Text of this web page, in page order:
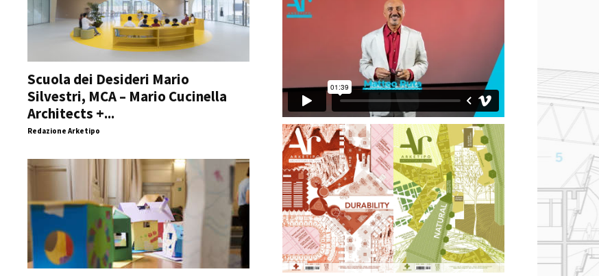
Scuola dei Desideri Mario
Silvestri, MCA – Mario Cucinella
Architects +...
Redazione Arketipo